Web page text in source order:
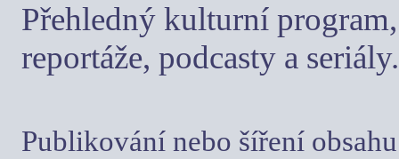
Přehledný kulturní
reportáže, podcasty a seriály.
Publikování nebo šíření